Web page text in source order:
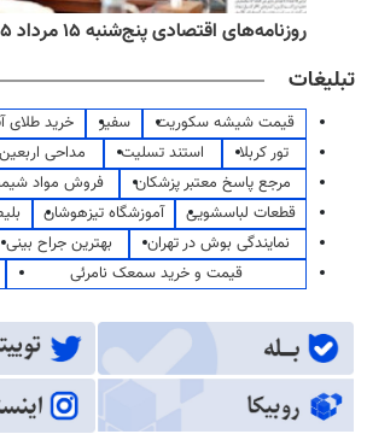
روزنامه‌های اقتصادی پنج‌شنبه ۱۵ مرداد ۱۴۰۵
تبلیغات
قیمت شیشه سکوریت سفیر خرید
تور کربلا
استند تسلیت مداحی
مرجع پاسخ معتبر پزشکان
فروش مواد
قطعات لباسشویی
آموزشگاه تیزهوشان
نمایندگی بوش در تهران
بهترین جراح بینی
قیمت و خرید سمعک نامرئی